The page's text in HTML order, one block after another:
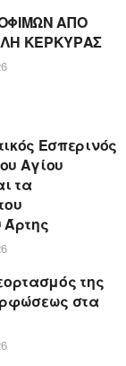
ΑΠΟ
ΚΕΡΚΥΡΑΣ
Εσπερινός
Αγίου
τα
Άρτης
της
στα